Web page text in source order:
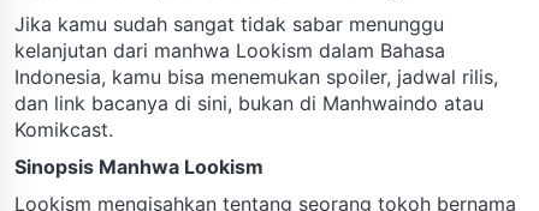
Jika kamu sudah sangat tidak sabar menunggu
kelanjutan dari manhwa Lookism dalam Bahasa
Indonesia, kamu bisa menemukan spoiler, jadwal rilis,
dan link bacanya di sini, bukan di Manhwaindo atau
Komikcast.
Sinopsis Manhwa Lookism
Lookism mengisahkan tentang seorang tokoh bernama